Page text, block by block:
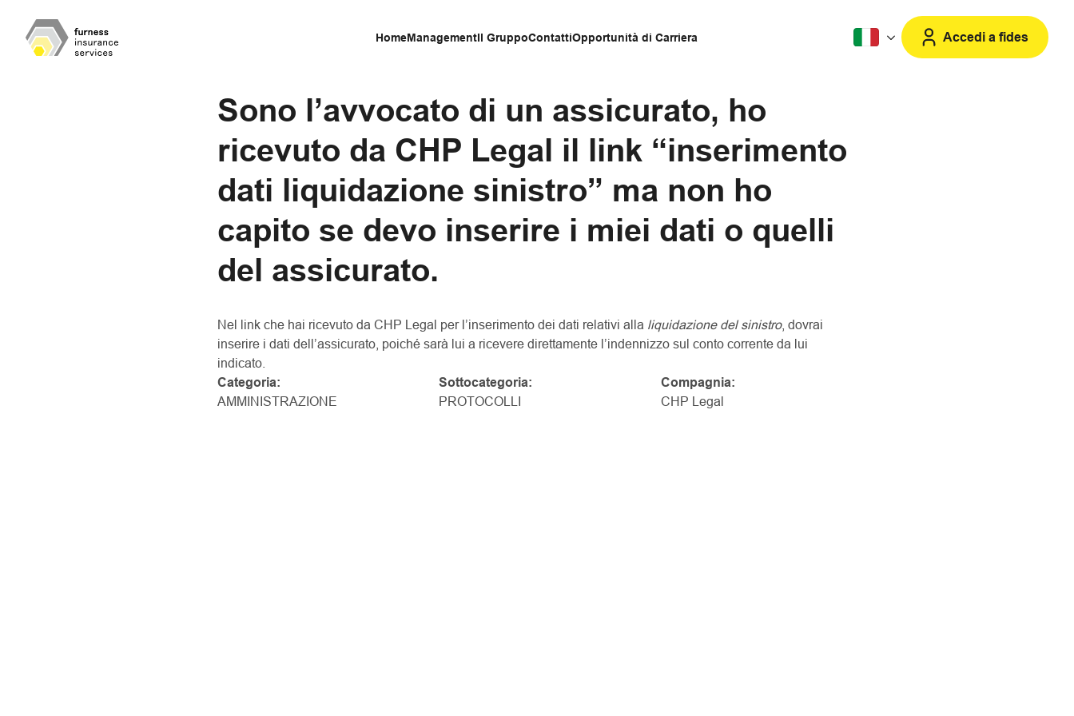
HomeManagementIl GruppoContattiOpportunità di Carriera Accedi a fides
Sono l’avvocato di un assicurato, ho
ricevuto da CHP Legal il link “inserimento
dati liquidazione sinistro” ma non ho
capito se devo inserire i miei dati o quelli
del assicurato.
Nel link che hai ricevuto da CHP Legal per l’inserimento dei dati relativi alla liquidazione del sinistro, dovrai
inserire i dati dell’assicurato, poiché sarà lui a ricevere direttamente l’indennizzo sul conto corrente da lui
indicato.
Categoria:
AMMINISTRAZIONE
Sottocategoria:
PROTOCOLLI
Compagnia:
CHP Legal